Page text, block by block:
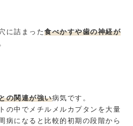
に詰まった食べかすや歯の神経が
の関連が強い病気です。
の中でメチルメルカプタンを大量
病になると比較的初期の段階から